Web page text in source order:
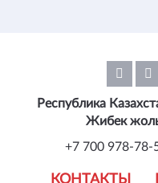
Республика
Жибек
+7 700 978-78-